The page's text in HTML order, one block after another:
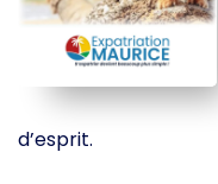
d’esprit.